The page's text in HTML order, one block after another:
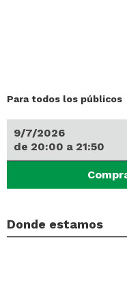
Para todos los públicos
9/7/2026
de 20:00 a 21:50
Donde estamos